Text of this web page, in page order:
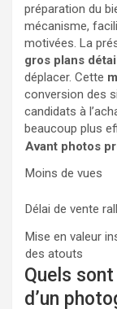
préparation du
mécanisme,
motivées. La
gros plans
déplacer. Cette
conversion des
candidats à
beaucoup plus
Avant photos
Moins de vues
Délai de vente
Mise en valeur
des atouts
Quels
d’un